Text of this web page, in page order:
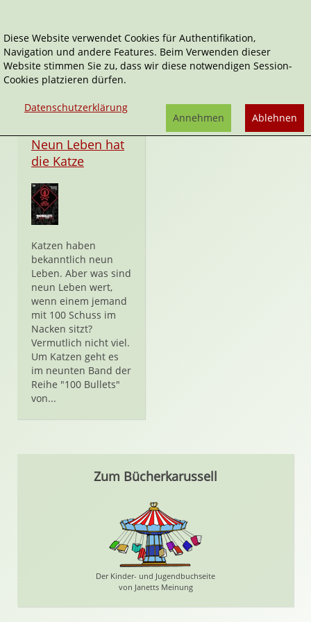
100 Bullets
Neun Leben hat
die Katze
Katzen haben
bekanntlich neun
Leben. Aber was sind
neun Leben wert,
wenn einem jemand
mit 100 Schuss im
Nacken sitzt?
Vermutlich nicht viel.
Um Katzen geht es
im neunten Band der
Reihe "100 Bullets"
von...
Zum Bücherkarussell
Der Kinder- und Jugendbuchseite
von Janetts Meinung
Diese Website verwendet Cookies für Authentifikation,
Navigation und andere Features. Beim Verwenden dieser
Website stimmen Sie zu, dass wir diese notwendigen Session-
Cookies platzieren dürfen.
Datenschutzerklärung
Ablehnen
Annehmen